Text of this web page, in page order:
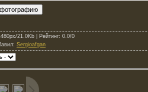
21.0Kb | Рейтинг: 0.0/0
: Sergioafgan